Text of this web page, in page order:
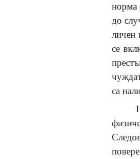
норма
до
личен
се
са